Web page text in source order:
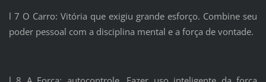
l 7 O Carro: Vitória que exigiu grande esforço. Combine seu
poder pessoal com a disciplina mental e a força de vontade.